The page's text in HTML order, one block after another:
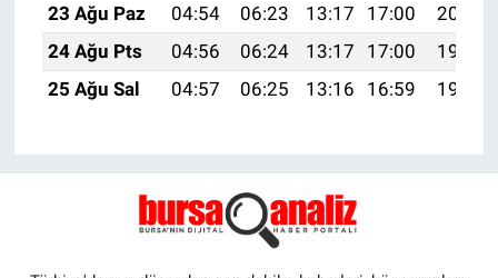
23 Ağu Paz
04:54 06:23 13:17 17:00
20:01
24 Ağu Pts
04:56 06:24 13:17 17:00
19:59
25 Ağu Sal
04:57 06:25 13:16 16:59 19:58